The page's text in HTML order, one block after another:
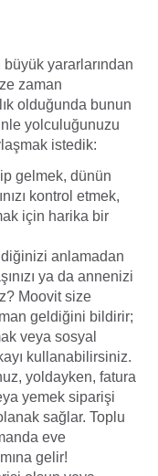
yararlarından
zaman
olduğunda bunun
yolculuğunuzu
istedik:
gelmek, dünün
kontrol etmek,
için harika bir
anlamadan
ya da annenizi
Moovit size
geldiğini bildirir;
veya sosyal
kullanabilirsiniz.
yoldayken, fatura
yemek siparişi
sağlar. Toplu
eve
gelir!